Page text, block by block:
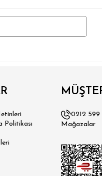
Politikası
0212 599
Mağazalar